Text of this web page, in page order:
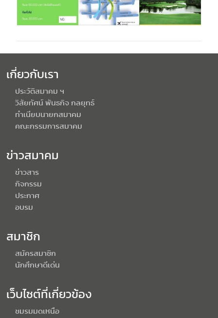
เกี่ยวกับเรา
ประวัติสมาคม ฯ
วิสัยทัศน์ พันธกิจ กลยุทธ์
ทำเนียบนายกสมาคม
คณะกรรมการสมาคม
ข่าวสมาคม
ข่าวสาร
กิจกรรม
ประกาศ
อบรม
สมาชิก
สมัครสมาชิก
นักศึกษาดีเด่น
เว็บไซต์ที่เกี่ยวข้อง
ชมรมมดเหนือ